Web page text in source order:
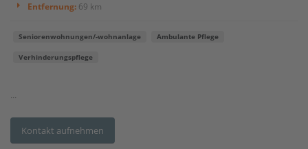
Entfernung: 69 km
Seniorenwohnungen/-wohnanlage Ambulante Pflege
Verhinderungspflege
...
Kontakt aufnehmen